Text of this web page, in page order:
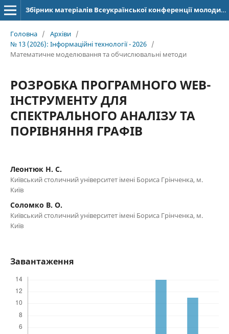
Збірник матеріалів Всеукраїнської конференції молодих учених "Інформаційні технології" (ISSN: 2664-2638)
Головна / Архіви /
№ 13 (2026): Інформаційні технології - 2026 /
Математичне моделювання та обчислювальні методи
РОЗРОБКА ПРОГРАМНОГО WEB-
ІНСТРУМЕНТУ ДЛЯ
СПЕКТРАЛЬНОГО АНАЛІЗУ ТА
ПОРІВНЯННЯ ГРАФІВ
Леонтюк Н. С.
Київський столичний університет імені Бориса Грінченка, м.
Київ
Соломко В. О.
Київський столичний університет імені Бориса Грінченка, м.
Київ
Завантаження